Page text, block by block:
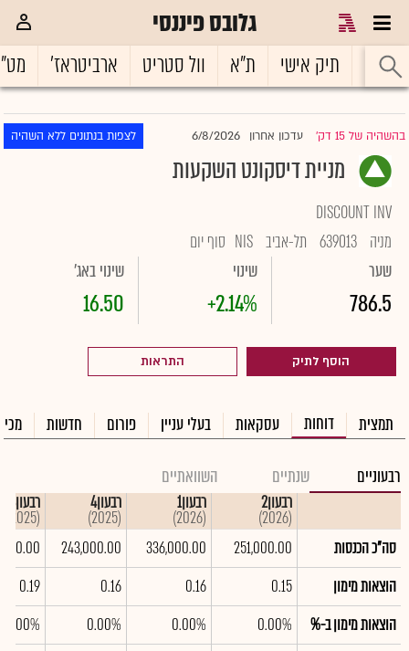
גלובס פיננסי
ראשי תיק אישי ת"א וול סטריט ארביטראז'
בהשהיה של 15 דק' |עדכון אחרון 6/8/2026 לצפות בנתונים ללא השהיה
מניית דיסקונט השקעות
DISCOUNT INV
מניה 639013 תל-אביב NIS סוף יום
שער
786.5
שינוי
+2.14%
שינוי באג'
16.50
הוסף לתיק התראות
תמצית דוחות עסקאות בעלי עניין פורום חדשות
רבעוניים שנתיים השוואתיים
רבעון2
(2026)
רבעון1
(2026)
רבעון4
(2025)
רבעון3
(2025)
סה"כ הכנסות
251,000.00
336,000.00
243,000.00
הוצאות מימון
0.15
0.16
0.16
0.19
הוצאות מימון ב-%
0.00%
0.00%
0.00%
0.00%